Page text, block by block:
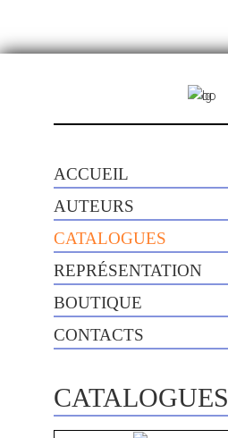
ACCUEIL
AUTEURS
CATALOGUES
REPRÉSENTATION
BOUTIQUE
CONTACTS
CATALOGUES